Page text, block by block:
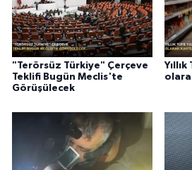
"Terörsüz Türkiye" Çerçeve
Teklifi Bugün Meclis'te
Görüşülecek